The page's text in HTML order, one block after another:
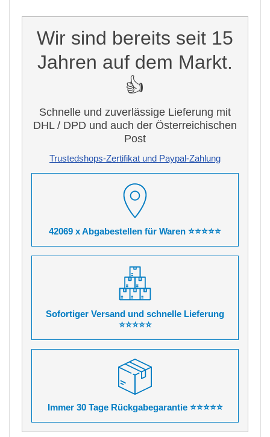
Wir sind bereits seit 15
Jahren auf dem Markt.
👍
Schnelle und zuverlässige Lieferung mit
DHL / DPD und auch der Österreichischen
Post
Trustedshops-Zertifikat und Paypal-Zahlung
42069 x Abgabestellen für Waren ⭐⭐⭐⭐⭐
Sofortiger Versand und schnelle Lieferung
⭐⭐⭐⭐⭐
Immer 30 Tage Rückgabegarantie ⭐⭐⭐⭐⭐